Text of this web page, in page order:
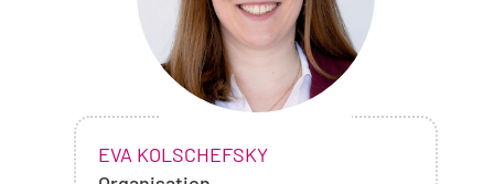
NAME:
EVA KOLSCHEFSKY,